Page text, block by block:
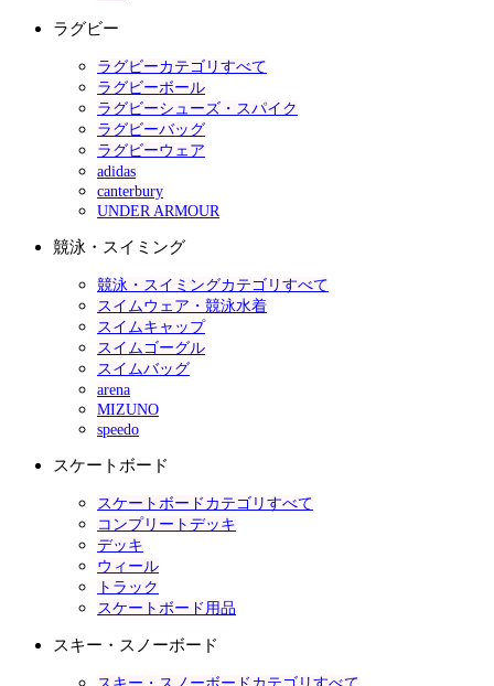
ラグビー
ラグビーカテゴリすべて
ラグビーボール
ラグビーシューズ・スパイク
ラグビーバッグ
ラグビーウェア
adidas
canterbury
UNDER ARMOUR
競泳・スイミング
競泳・スイミングカテゴリすべて
スイムウェア・競泳水着
スイムキャップ
スイムゴーグル
スイムバッグ
arena
MIZUNO
speedo
スケートボード
スケートボードカテゴリすべて
コンプリートデッキ
デッキ
ウィール
トラック
スケートボード用品
スキー・スノーボード